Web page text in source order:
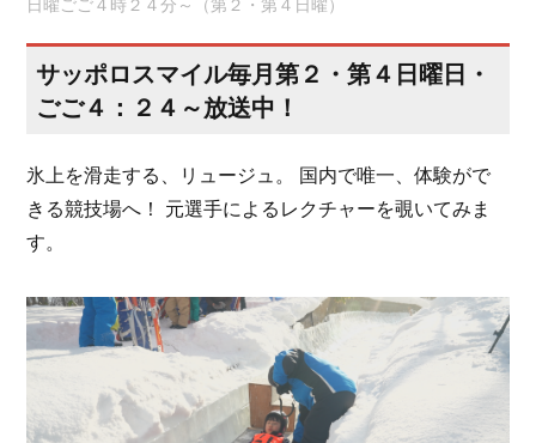
サッポロスマイル毎月第２・第４日曜日・
ごご４：２４～放送中！
氷上を滑走する、リュージュ。 国内で唯一、体験がで
きる競技場へ！ 元選手によるレクチャーを覗いてみま
す。